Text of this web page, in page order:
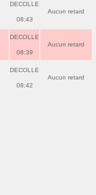
DECOLLE
08:43
Aucun retard
DECOLLE
08:39
Aucun retard
DECOLLE
08:42
Aucun retard